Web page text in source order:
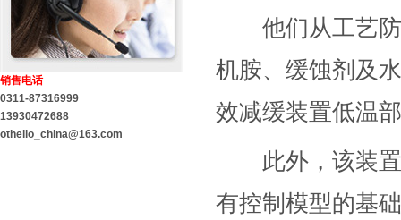
销售电话
0311-87316999
13930472688
othello_china@163.com
他们从工艺防
机胺、缓蚀剂及
效减缓装置低温
此外，该装置
有控制模型的基